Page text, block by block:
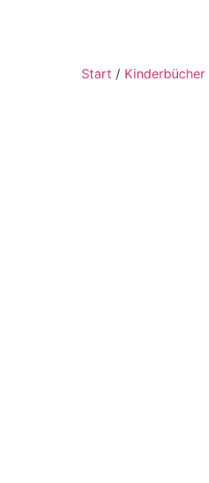
Start / Kinderbücher